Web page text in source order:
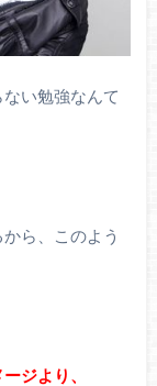
い勉強なんて
ら、このよう
ジより、